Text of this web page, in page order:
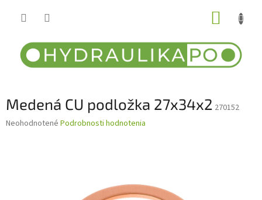
Medená CU podložka 27x34x2 270152
Priemerné
Neohodnotené Podrobnosti hodnotenia